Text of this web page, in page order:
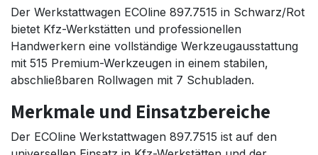
Der Werkstattwagen ECOline 897.7515 in Schwarz/Rot
bietet Kfz-Werkstätten und professionellen
Handwerkern eine vollständige Werkzeugausstattung
mit 515 Premium-Werkzeugen in einem stabilen,
abschließbaren Rollwagen mit 7 Schubladen.
Merkmale und Einsatzbereiche
Der ECOline Werkstattwagen 897.7515 ist auf den